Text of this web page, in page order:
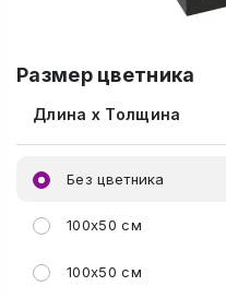
Размер цветника
Длина x Толщина
Без цветника
100x50 см
100x50 см